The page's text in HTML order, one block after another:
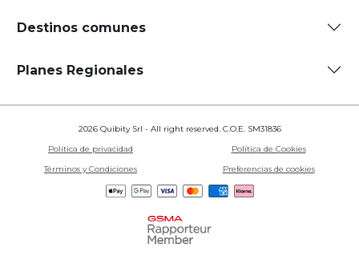
Destinos comunes
Planes Regionales
2026 Quibity Srl - All right reserved. C.O.E. SM31836
Política de privacidad
Política de Cookies
Términos y Condiciones
Preferencias de cookies